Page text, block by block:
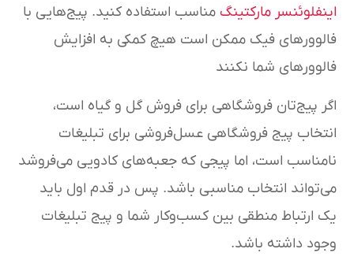
اینفلوئنسر مارکتینگ مناسب استفاده کنید. پیج‌هایی با
فالوورهای فیک ممکن است هیچ کمکی به افزایش
فالوورهای شما نکنند
اگر پیج‌تان فروشگاهی برای فروش گل و گیاه است،
انتخاب پیج فروشگاهی عسل‌فروشی برای تبلیغات
نامناسب است، اما پیجی که جعبه‌های کادویی می‌فروشد
می‌تواند انتخاب مناسبی باشد. پس در قدم اول باید
یک ارتباط منطقی بین کسب‌وکار شما و پیج تبلیغات
وجود داشته باشد.